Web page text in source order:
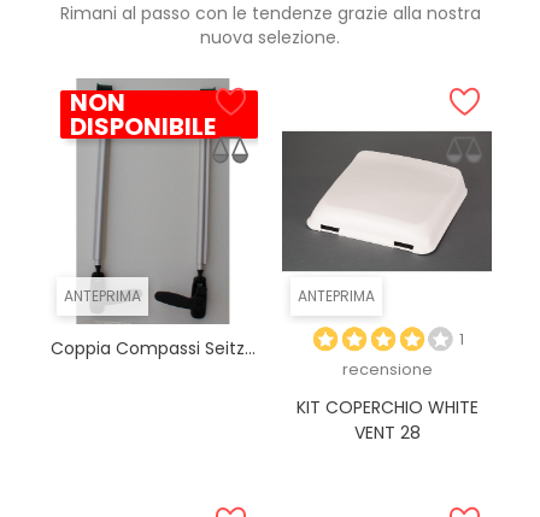
Rimani al passo con le tendenze grazie alla nostra
nuova selezione.
ANTEPRIMA
NON
DISPONIBILE
Coppia Compassi Seitz...
ANTEPRIMA
1
recensione
KIT COPERCHIO WHITE
VENT 28